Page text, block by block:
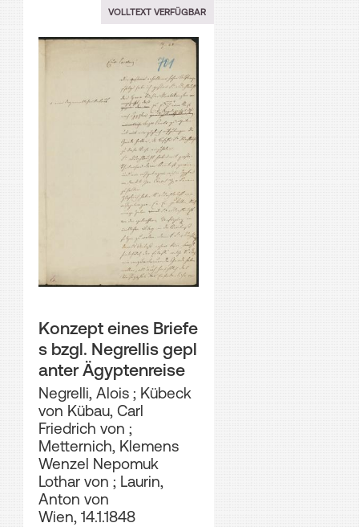
VOLLTEXT VERFÜGBAR
Konzept eines Briefe
s bzgl. Negrellis gepl
anter Ägyptenreise
Negrelli, Alois; Kübeck
von Kübau, Carl
Friedrich von ;
Metternich, Klemens
Wenzel Nepomuk
Lothar von ; Laurin,
Anton von
Wien, 14.1.1848